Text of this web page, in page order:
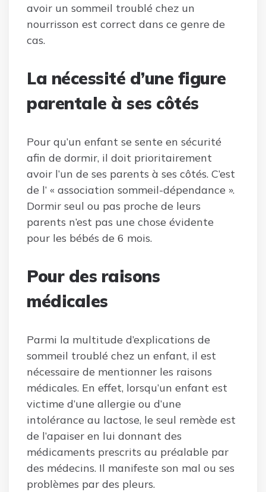
avoir un sommeil troublé chez un
nourrisson est correct dans ce genre de
cas.
La nécessité d’une figure
parentale à ses côtés
Pour qu’un enfant se sente en sécurité
afin de dormir, il doit prioritairement
avoir l’un de ses parents à ses côtés. C’est
de l’ « association sommeil-dépendance ».
Dormir seul ou pas proche de leurs
parents n’est pas une chose évidente
pour les bébés de 6 mois.
Pour des raisons
médicales
Parmi la multitude d’explications de
sommeil troublé chez un enfant, il est
nécessaire de mentionner les raisons
médicales. En effet, lorsqu’un enfant est
victime d’une allergie ou d’une
intolérance au lactose, le seul remède est
de l’apaiser en lui donnant des
médicaments prescrits au préalable par
des médecins. Il manifeste son mal ou ses
problèmes par des pleurs.